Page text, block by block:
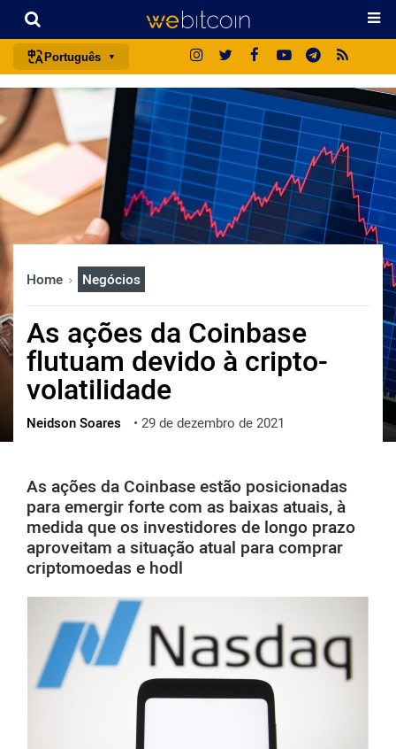
Português
português (BR)
english
español
français
italiano
deutsch
中文
한국어
العربية
ไทย
ქართული
vietnamese
Home Negócios
As ações da Coinbase
flutuam devido à cripto-
volatilidade
Neidson Soares • 29 de dezembro de 2021
As ações da Coinbase estão posicionadas
para emergir forte com as baixas atuais, à
medida que os investidores de longo prazo
aproveitam a situação atual para comprar
criptomoedas e hodl